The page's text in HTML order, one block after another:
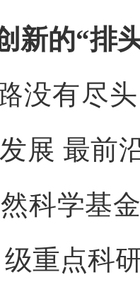
新的“排
没有尽
展 最前
科学基
重点科